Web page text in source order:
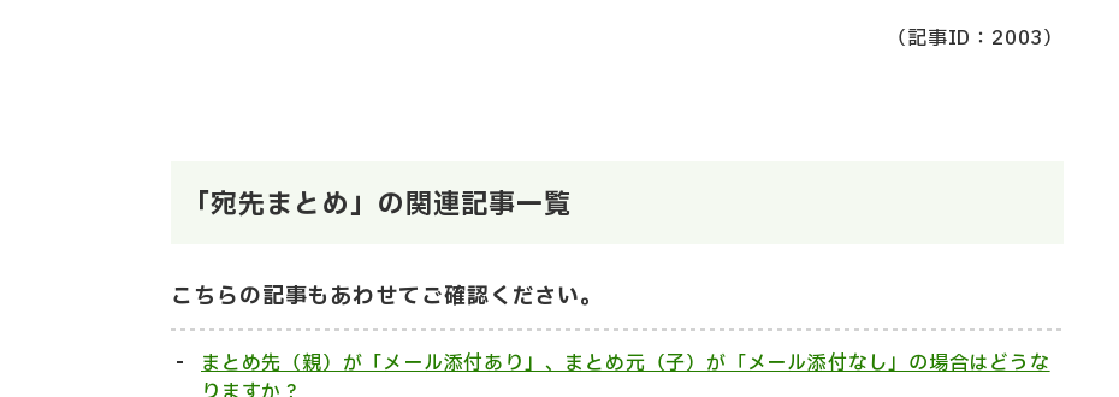
（記事ID：2003）
「宛先まとめ」の関連記事一覧
こちらの記事もあわせてご確認ください。
まとめ先（親）が「メール添付あり」、まとめ元（子）が「メール添付なし」の場合はどうな